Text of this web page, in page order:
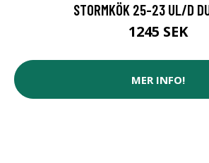
STORMKÖK 25-23 UL/D
1245 SEK
MER INFO!